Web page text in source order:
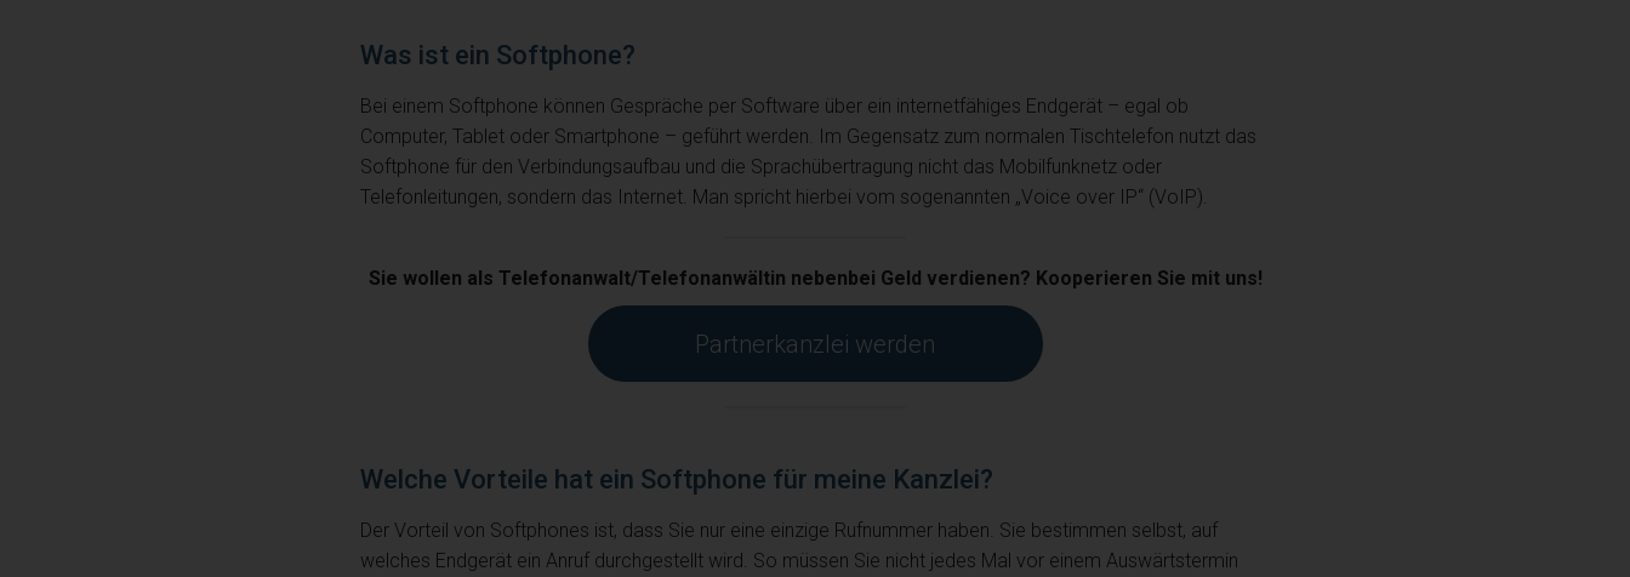
Was ist ein Softphone?
Bei einem Softphone können Gespräche per Software über ein internetfähiges Endgerät – egal ob
Computer, Tablet oder Smartphone – geführt werden. Im Gegensatz zum normalen Tischtelefon nutzt das
Softphone für den Verbindungsaufbau und die Sprachübertragung nicht das Mobilfunknetz oder
Telefonleitungen, sondern das Internet. Man spricht hierbei vom sogenannten „Voice over IP“ (VoIP).
Sie wollen als Telefonanwalt/Telefonanwältin nebenbei Geld verdienen? Kooperieren Sie mit uns!
Partnerkanzlei werden
Welche Vorteile hat ein Softphone für meine Kanzlei?
Der Vorteil von Softphones ist, dass Sie nur eine einzige Rufnummer haben. Sie bestimmen selbst, auf
welches Endgerät ein Anruf durchgestellt wird. So müssen Sie nicht jedes Mal vor einem Auswärtstermin